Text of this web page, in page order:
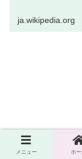
ja.wikipedia.org
メニュー ホー